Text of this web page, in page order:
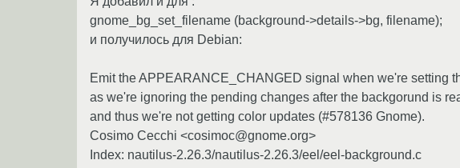
gnome_bg_set_filename (background->details->bg, filename);
и получилось для Debian:
Emit the APPEARANCE_CHANGED signal when we're setting
as we're ignoring the pending changes after the backgorund is
and thus we're not getting color updates (#578136 Gnome).
Cosimo Cecchi <cosimoc@gnome.org>
Index: nautilus-2.26.3/nautilus-2.26.3/eel/eel-background.c